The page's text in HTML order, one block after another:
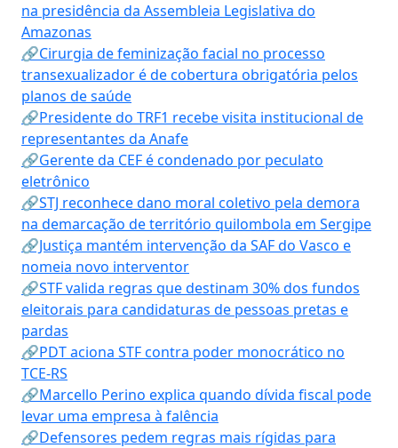
na presidência da Assembleia Legislativa do
Amazonas
🔗Cirurgia de feminização facial no processo
transexualizador é de cobertura obrigatória pelos
planos de saúde
🔗Presidente do TRF1 recebe visita institucional de
representantes da Anafe
🔗Gerente da CEF é condenado por peculato
eletrônico
🔗STJ reconhece dano moral coletivo pela demora
na demarcação de território quilombola em Sergipe
🔗Justiça mantém intervenção da SAF do Vasco e
nomeia novo interventor
🔗STF valida regras que destinam 30% dos fundos
eleitorais para candidaturas de pessoas pretas e
pardas
🔗PDT aciona STF contra poder monocrático no
TCE-RS
🔗Marcello Perino explica quando dívida fiscal pode
levar uma empresa à falência
🔗Defensores pedem regras mais rígidas para